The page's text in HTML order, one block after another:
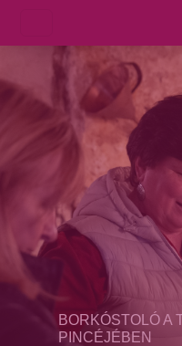
BORKÓSTOLÓ A
PINCÉJÉBEN